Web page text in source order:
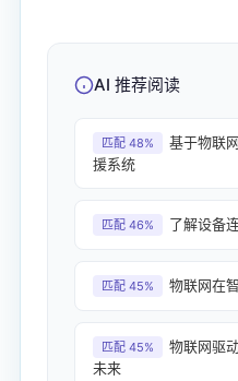
AI 推荐阅读
匹配 48%
基于物联
援系统
匹配 46% 了解设备
匹配 45% 物联网在
匹配 45%
物联网驱
未来